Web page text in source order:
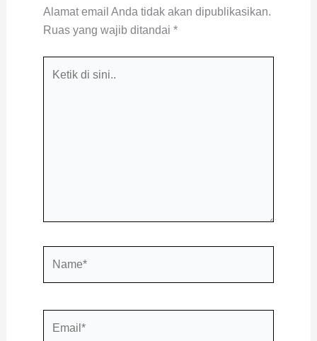
Alamat email Anda tidak akan dipublikasikan.
Ruas yang wajib ditandai *